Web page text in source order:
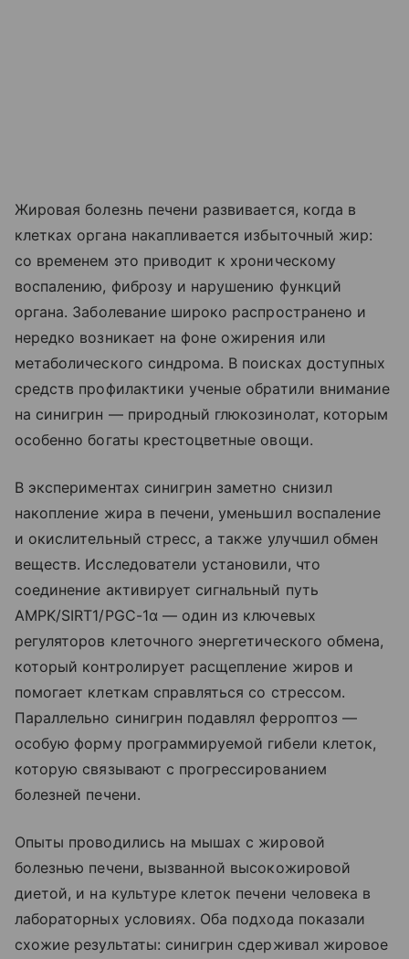
Жировая болезнь печени развивается, когда в
клетках органа накапливается избыточный жир:
со временем это приводит к хроническому
воспалению, фиброзу и нарушению функций
органа. Заболевание широко распространено и
нередко возникает на фоне ожирения или
метаболического синдрома. В поисках доступных
средств профилактики ученые обратили внимание
на синигрин — природный глюкозинолат, которым
особенно богаты крестоцветные овощи.
В экспериментах синигрин заметно снизил
накопление жира в печени, уменьшил воспаление
и окислительный стресс, а также улучшил обмен
веществ. Исследователи установили, что
соединение активирует сигнальный путь
AMPK/SIRT1/PGC-1α — один из ключевых
регуляторов клеточного энергетического обмена,
который контролирует расщепление жиров и
помогает клеткам справляться со стрессом.
Параллельно синигрин подавлял ферроптоз —
особую форму программируемой гибели клеток,
которую связывают с прогрессированием
болезней печени.
Опыты проводились на мышах с жировой
болезнью печени, вызванной высокожировой
диетой, и на культуре клеток печени человека в
лабораторных условиях. Оба подхода показали
схожие результаты: синигрин сдерживал жировое